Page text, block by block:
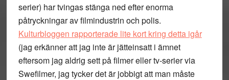
serier) har tvingas stänga ned efter enorma
påtryckningar av filmindustrin och polis.
Kulturbloggen rapporterade lite kort kring detta igår
(jag erkänner att jag inte är jätteinsatt i ämnet
eftersom jag aldrig sett på filmer eller tv-serier via
Swefilmer, jag tycker det är jobbigt att man måste